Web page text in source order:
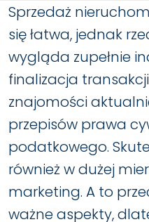
Sprzedaż
się łatwa, jednak
wygląda zupełnie
finalizacja
znajomości
przepisów prawa
podatkowego.
również w dużej
marketing. A to
ważne aspekty,